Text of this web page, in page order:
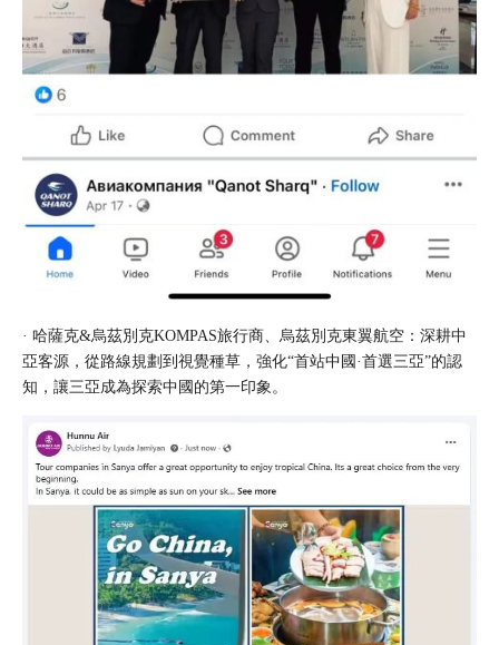
· 哈薩克&烏茲別克KOMPAS旅行商、烏茲別克東翼航空 ：深耕中
亞客源，從路線規劃到視覺種草，強化“首站中國·首選三亞”的認
知，讓三亞成為探索中國的第一印象。